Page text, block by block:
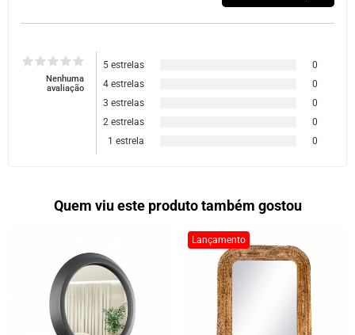
Nenhuma
avaliação
5 estrelas
0
4 estrelas
0
3 estrelas
0
2 estrelas
0
1 estrela
0
Quem viu este produto também gostou
Lançamento